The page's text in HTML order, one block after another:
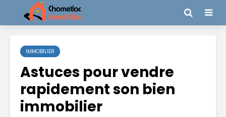
IMMOBILIER
Astuces pour vendre
rapidement son bien
immobilier